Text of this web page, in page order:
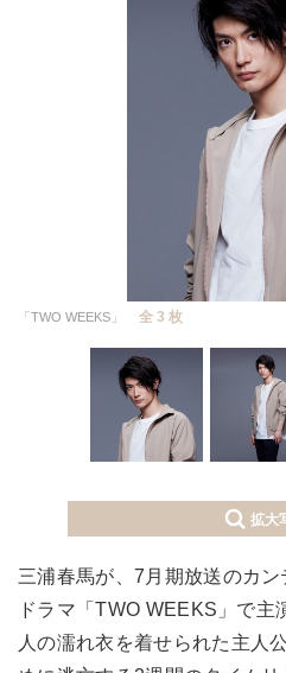
「TWO WEEKS」 全 3 枚
拡大
三浦春馬が、7月期放送のカ
ドラマ「TWO WEEKS」で
人の濡れ衣を着せられた主人